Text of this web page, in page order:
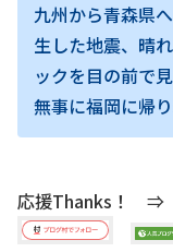
九州から青森県
生した地震、晴
ックを目の前で
無事に福岡に帰
応援Thanks！ ⇒